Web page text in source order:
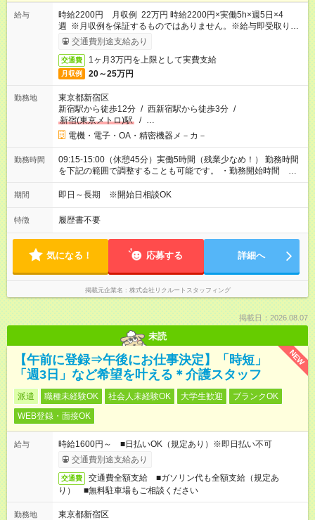
給与
時給2200円 月収例 22万円 時給2200円×実働5h×週5日×4
週 ※月収例を保証するものではありません。※給与即受取りサ
ービス利用可（利用条件有）
交通費別途支給あり
交通費 1ヶ月3万円を上限として実費支給
月収例 20～25万円
勤務地
東京都新宿区
新宿駅から徒歩12分 / 西新宿駅から徒歩3分 /
新宿(東京メトロ)駅
/ …
電機・電子・OA・精密機器メ－カ－
勤務時間
09:15-15:00（休憩45分）実働5時間（残業少なめ！） 勤務時間
を下記の範囲で調整することも可能です。 ・勤務開始時間
09:00～12:00 ・勤務終了時間 13:00～17:45 ・実働 04:00～
07:00
期間 即日～長期 ※開始日相談OK
特徴 履歴書不要
気になる！ 応募する 詳細へ
掲載元企業名 株式会社リクルートスタッフィング
掲載日：2026.08.07
未読
NEW
【午前に登録⇒午後にお仕事決定】「時短」
「週3日」など希望を叶える＊介護スタッフ
派遣 職種未経験OK 社会人未経験OK 大学生歓迎
ブランクOK
WEB登録・面接OK
給与
時給1600円～ ■日払いOK（規定あり）※即日払い不可
交通費別途支給あり
交通費
交通費全額支給 ■ガソリン代も全額支給（規定あ
り） ■無料駐車場もご相談ください
勤務地
東京都新宿区